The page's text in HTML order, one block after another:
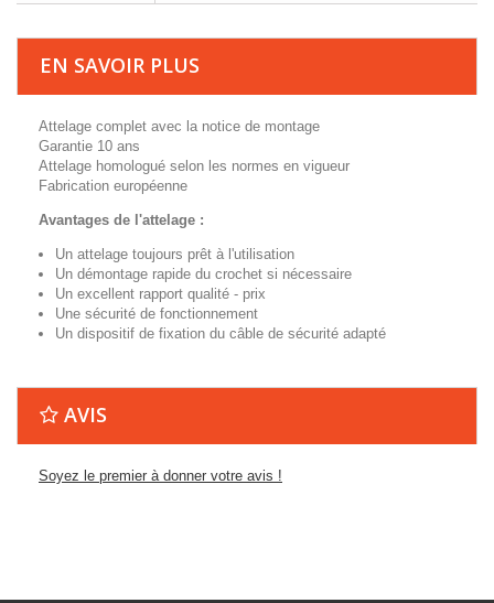
EN SAVOIR PLUS
Attelage complet avec la notice de montage
Garantie 10 ans
Attelage homologué selon les normes en vigueur
Fabrication européenne
Avantages de l'attelage :
Un attelage toujours prêt à l'utilisation
Un démontage rapide du crochet si nécessaire
Un excellent rapport qualité - prix
Une sécurité de fonctionnement
Un dispositif de fixation du câble de sécurité adapté
AVIS
Soyez le premier à donner votre avis !